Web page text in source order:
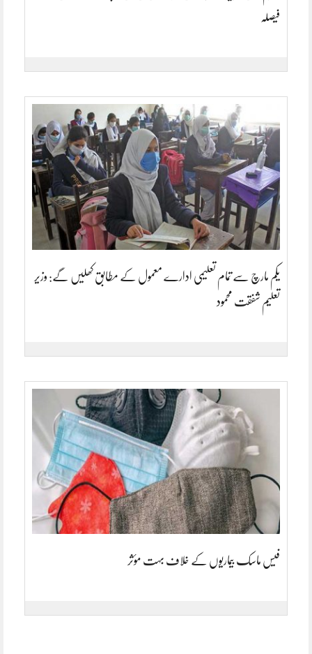
فیصلہ
یکم مارچ سے تمام تعلیمی ادارے معمول کے مطابق کھلیں گے: وزیر
تعلیم شفقت محمود
فیس ماسک بیماریوں کے خلاف بہت مؤثر